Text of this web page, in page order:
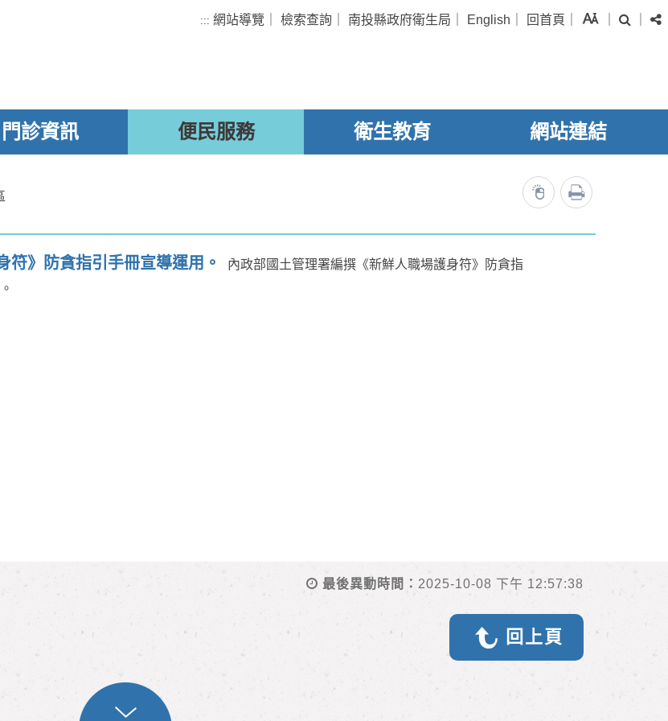
::: 網站導覽 檢索查詢 南投縣政府衛生局 English 回首頁 字級 搜尋
門診資訊 便民服務 衛生教育 網站連結
符》防貪指引手冊宣導運用。
內政部國土管理署編撰《新鮮人職場護身符》防貪指
最後異動時間： 2025-10-08 下午 12:57:38
回上頁